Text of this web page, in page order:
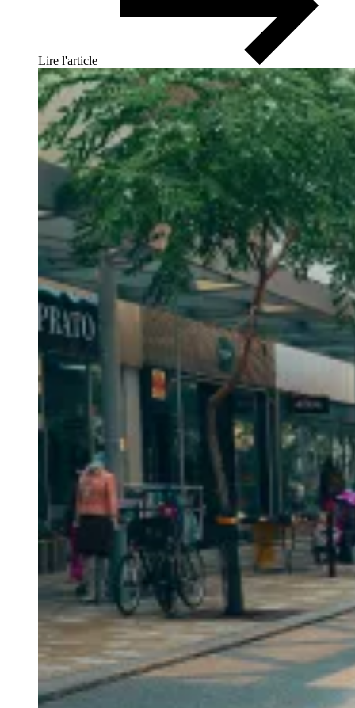
Lire l'article